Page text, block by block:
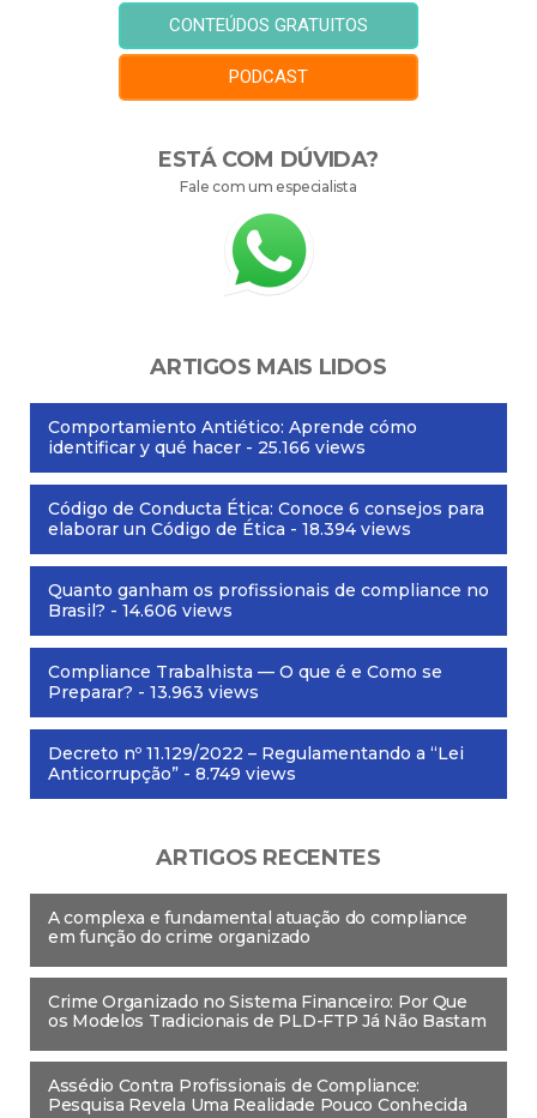
CONTEÚDOS GRATUITOS
PODCAST
ESTÁ COM DÚVIDA?
Fale com um especialista
ARTIGOS MAIS LIDOS
Comportamiento Antiético: Aprende cómo
identificar y qué hacer - 25.166 views
Código de Conducta Ética: Conoce 6 consejos para
elaborar un Código de Ética - 18.394 views
Quanto ganham os profissionais de compliance no
Brasil? - 14.606 views
Compliance Trabalhista — O que é e Como se
Preparar? - 13.963 views
Decreto nº 11.129/2022 – Regulamentando a “Lei
Anticorrupção” - 8.749 views
ARTIGOS RECENTES
A complexa e fundamental atuação do compliance
em função do crime organizado
Crime Organizado no Sistema Financeiro: Por Que
os Modelos Tradicionais de PLD-FTP Já Não Bastam
Assédio Contra Profissionais de Compliance:
Pesquisa Revela Uma Realidade Pouco Conhecida